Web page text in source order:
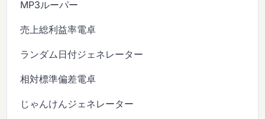
MP3ルーパー
売上総利益率電卓
ランダム日付ジェネレーター
相対標準偏差電卓
じゃんけんジェネレーター